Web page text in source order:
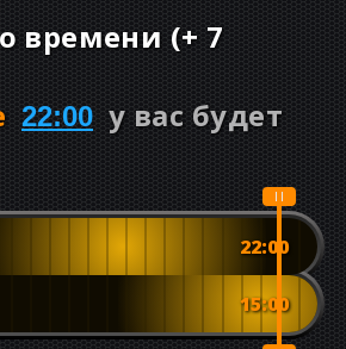
времени (+7
22:00 у вас будет
22:00
15:00